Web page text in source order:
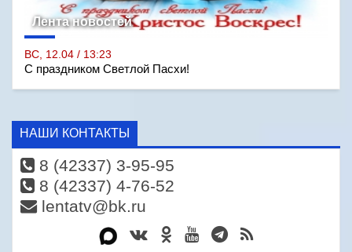
Лента новостей
ВС, 12.04 / 13:23
С праздником Светлой Пасхи!
НАШИ КОНТАКТЫ
8 (42337) 3-95-95
8 (42337) 4-76-52
lentatv@bk.ru